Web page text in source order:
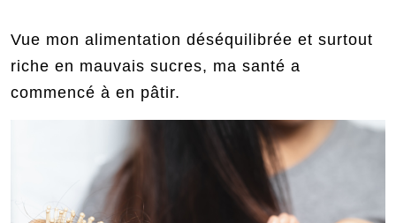
Vue mon alimentation déséquilibrée et surtout
riche en mauvais sucres, ma santé a
commencé à en pâtir.